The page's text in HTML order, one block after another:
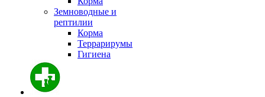
Земноводные и
рептилии
Корма
Террарирумы
Гигиена